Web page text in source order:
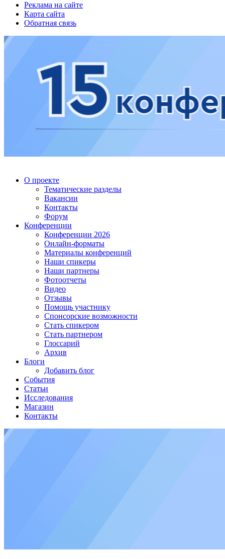
Реклама на сайте
Карта сайта
Обратная связь
О проекте
Тематические разделы
Вакансии
Контакты
Форум
Конференции
Конференции 2026
Онлайн-форматы
Материалы конференций
Наши спикеры
Наши партнеры
Фотоотчеты
Видео
Отзывы
Помощь участнику
Спонсорские возможности
Стать спикером
Стать партнером
Глоссарий
Архив
Блоги
Добавить блог
События
Статьи
Исследования
Магазин
Контакты